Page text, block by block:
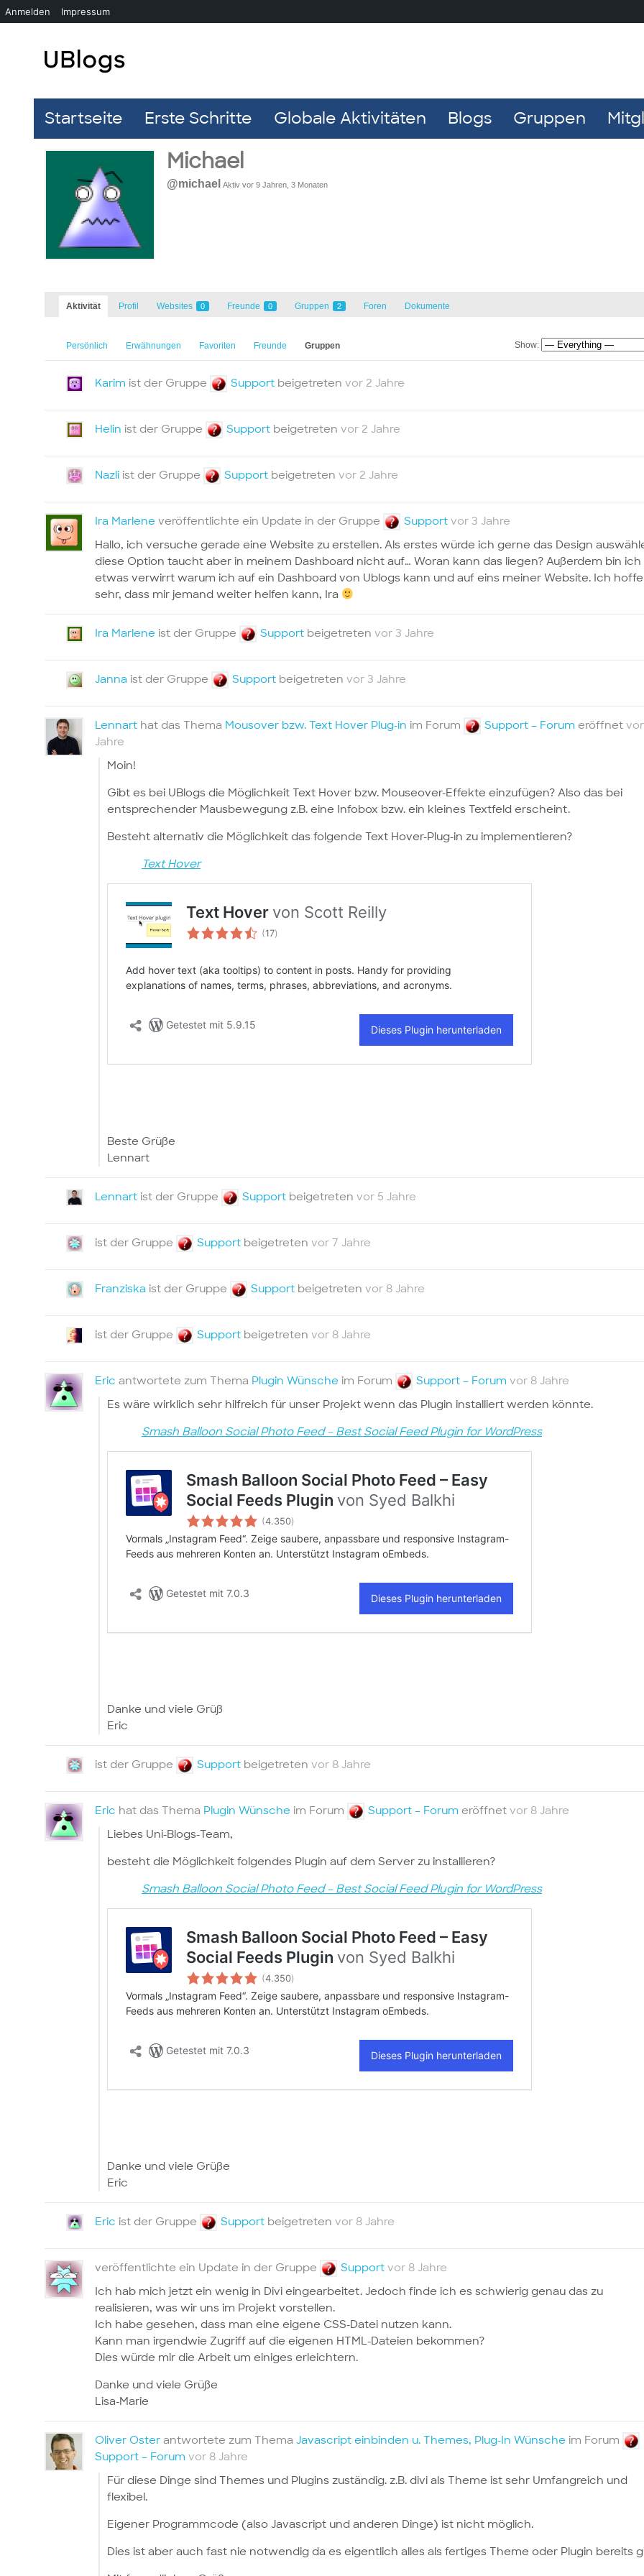
Startseite Erste Schritte Globale Aktivitäten Blogs Gruppen
Michael
@michael Aktiv vor 9 Jahren, 3 Monaten
Aktivität Profil Websites 0 Freunde 0 Gruppen 2 Foren Dokumente
Persönlich Erwähnungen Favoriten Freunde Gruppen Show:
Karim ist der Gruppe Support beigetreten vor 2 Jahre
Helin ist der Gruppe Support beigetreten vor 2 Jahre
Nazli ist der Gruppe Support beigetreten vor 2 Jahre
Ira Marlene veröffentlichte ein Update in der Gruppe Support vor 3 Jahre
Hallo, ich versuche gerade eine Website zu erstellen. Als erstes würde ich gerne das Design
diese Option taucht aber in meinem Dashboard nicht auf… Woran kann das liegen? Außerdem bin ich
etwas verwirrt warum ich auf ein Dashboard von Ublogs kann und auf eins meiner Website. Ich hoffe
sehr, dass mir jemand weiter helfen kann, Ira
Ira Marlene ist der Gruppe Support beigetreten vor 3 Jahre
Janna ist der Gruppe Support beigetreten vor 3 Jahre
Lennart hat das Thema Mousover bzw. Text Hover Plug-in im Forum Support – Forum eröffnet
Jahre
Moin!
Gibt es bei UBlogs die Möglichkeit Text Hover bzw. Mouseover-Effekte einzufügen? Also das bei
entsprechender Mausbewegung z.B. eine Infobox bzw. ein kleines Textfeld erscheint.
Besteht alternativ die Möglichkeit das folgende Text Hover-Plug-in zu implementieren?
Text Hover
Beste Grüße
Lennart
Lennart ist der Gruppe Support beigetreten vor 5 Jahre
ist der Gruppe Support beigetreten vor 7 Jahre
Franziska ist der Gruppe Support beigetreten vor 8 Jahre
ist der Gruppe Support beigetreten vor 8 Jahre
Eric antwortete zum Thema Plugin Wünsche im Forum Support – Forum vor 8 Jahre
Es wäre wirklich sehr hilfreich für unser Projekt wenn das Plugin installiert werden könnte.
Smash Balloon Social Photo Feed – Best Social Feed Plugin for WordPress
Danke und viele Grüß
Eric
ist der Gruppe Support beigetreten vor 8 Jahre
Eric hat das Thema Plugin Wünsche im Forum Support – Forum eröffnet vor 8 Jahre
Liebes Uni-Blogs-Team,
besteht die Möglichkeit folgendes Plugin auf dem Server zu installieren?
Smash Balloon Social Photo Feed – Best Social Feed Plugin for WordPress
Danke und viele Grüße
Eric
Eric ist der Gruppe Support beigetreten vor 8 Jahre
veröffentlichte ein Update in der Gruppe Support vor 8 Jahre
Ich hab mich jetzt ein wenig in Divi eingearbeitet. Jedoch finde ich es schwierig genau das zu
realisieren, was wir uns im Projekt vorstellen.
Ich habe gesehen, dass man eine eigene CSS-Datei nutzen kann.
Kann man irgendwie Zugriff auf die eigenen HTML-Dateien bekommen?
Dies würde mir die Arbeit um einiges erleichtern.
Danke und viele Grüße
Lisa-Marie
Oliver Oster antwortete zum Thema Javascript einbinden u. Themes, Plug-In Wünsche im Forum
Support – Forum vor 8 Jahre
Für diese Dinge sind Themes und Plugins zuständig. z.B. divi als Theme ist sehr Umfangreich und
flexibel.
Eigener Programmcode (also Javascript und anderen Dinge) ist nicht möglich.
Dies ist aber auch fast nie notwendig da es eigentlich alles als fertiges Theme oder Plugin bereits
Anmelden Impressum